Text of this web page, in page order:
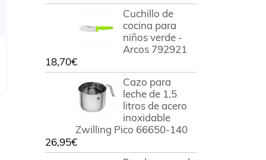
Cuchillo de
cocina para
niños verde -
Arcos 792921
18,70€
Cazo para
leche de 1,5
litros de acero
inoxidable
Zwilling Pico 66650-140
26,95€